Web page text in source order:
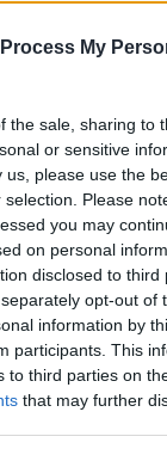
My
the sale, sharing to
or sensitive
please use the
Please
you may
on personal
disclosed to third
opt-out of
information by
participants. This
to third parties on
that may further
je poloviční
Ekologická
smutek.
fenomény,
podobné
se životního
Někdy ale mohou
Jak poznáme,
ji hledat? I o tom
a
v kontextu probíhající
přírody